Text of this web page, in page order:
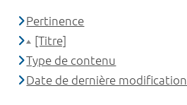
Pertinence
[Titre]
Type de contenu
Date de dernière modification